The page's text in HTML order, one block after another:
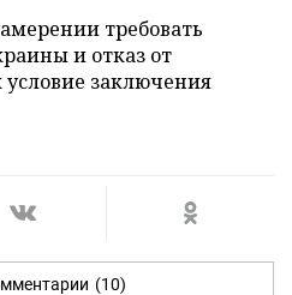
требовать
и отказ от
заключения
(10)